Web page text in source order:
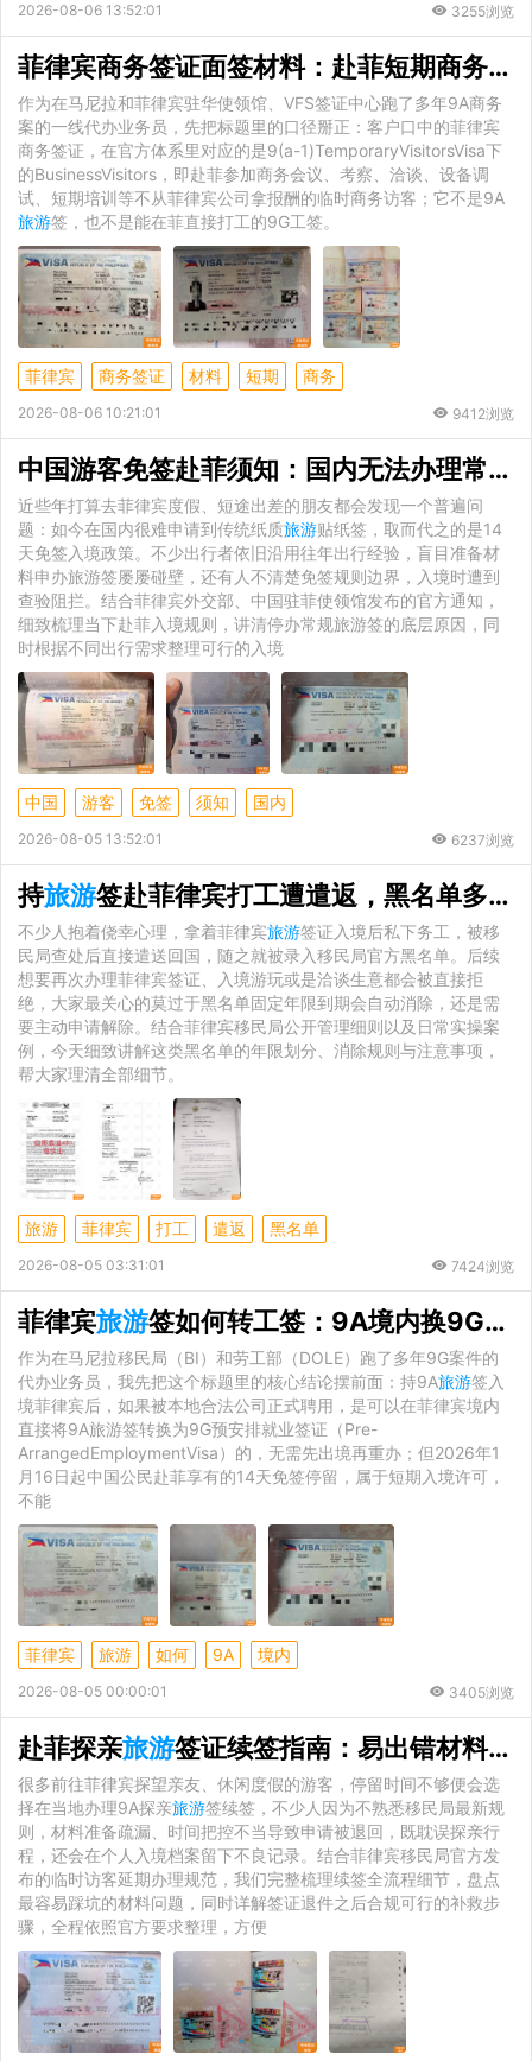
2026-08-06 13:52:01 3255浏览
菲律宾商务签证面签材料：赴菲短期商务不是
作为在马尼拉和菲律宾驻华使领馆、VFS签证中心跑了多年9A商务
案的一线代办业务员，先把标题里的口径掰正：客户口中的菲律宾
商务签证，在官方体系里对应的是9(a-1)TemporaryVisitorsVisa下
的BusinessVisitors，即赴菲参加商务会议、考察、洽谈、设备调
试、短期培训等不从菲律宾公司拿报酬的临时商务访客；它不是9A
旅游签，也不是能在菲直接打工的9G工签。
菲律宾 商务签证 材料 短期 商务
2026-08-06 10:21:01 9412浏览
中国游客免签赴菲须知：国内无法办理常规
近些年打算去菲律宾度假、短途出差的朋友都会发现一个普遍问
题：如今在国内很难申请到传统纸质旅游贴纸签，取而代之的是14
天免签入境政策。不少出行者依旧沿用往年出行经验，盲目准备材
料申办旅游签屡屡碰壁，还有人不清楚免签规则边界，入境时遭到
查验阻拦。结合菲律宾外交部、中国驻菲使领馆发布的官方通知，
细致梳理当下赴菲入境规则，讲清停办常规旅游签的底层原因，同
时根据不同出行需求整理可行的入境
中国 游客 免签 须知 国内
2026-08-05 13:52:01 6237浏览
持旅游签赴菲律宾打工遭遣返，黑名单多久能够清除
不少人抱着侥幸心理，拿着菲律宾旅游签证入境后私下务工，被移
民局查处后直接遣送回国，随之就被录入移民局官方黑名单。后续
想要再次办理菲律宾签证、入境游玩或是洽谈生意都会被直接拒
绝，大家最关心的莫过于黑名单固定年限到期会自动消除，还是需
要主动申请解除。结合菲律宾移民局公开管理细则以及日常实操案
例，今天细致讲解这类黑名单的年限划分、消除规则与注意事项，
帮大家理清全部细节。
旅游 菲律宾 打工 遣返 黑名单
2026-08-05 03:31:01 7424浏览
菲律宾旅游签如何转工签：9A境内换9G的合规实操路径
作为在马尼拉移民局（BI）和劳工部（DOLE）跑了多年9G案件的
代办业务员，我先把这个标题里的核心结论摆前面：持9A旅游签入
境菲律宾后，如果被本地合法公司正式聘用，是可以在菲律宾境内
直接将9A旅游签转换为9G预安排就业签证（Pre-
ArrangedEmploymentVisa）的，无需先出境再重办；但2026年1
月16日起中国公民赴菲享有的14天免签停留，属于短期入境许可，
不能
菲律宾 旅游 如何 9A 境内
2026-08-05 00:00:01 3405浏览
赴菲探亲旅游签证续签指南：易出错材料清单 + 退件补救全过程
很多前往菲律宾探望亲友、休闲度假的游客，停留时间不够便会选
择在当地办理9A探亲旅游签续签，不少人因为不熟悉移民局最新规
则，材料准备疏漏、时间把控不当导致申请被退回，既耽误探亲行
程，还会在个人入境档案留下不良记录。结合菲律宾移民局官方发
布的临时访客延期办理规范，我们完整梳理续签全流程细节，盘点
最容易踩坑的材料问题，同时详解签证退件之后合规可行的补救步
骤，全程依照官方要求整理，方便